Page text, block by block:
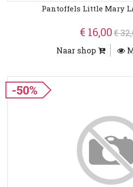
Pantoffels Little Mary
€ 16,00€
Naar shop
-50%